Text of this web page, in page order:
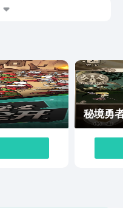
秘境勇